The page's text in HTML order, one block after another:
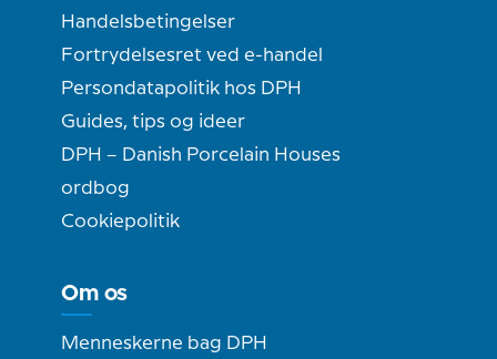
Handelsbetingelser
Fortrydelsesret ved e-handel
Persondatapolitik hos DPH
Guides, tips og ideer
DPH – Danish Porcelain Houses
ordbog
Cookiepolitik
Om os
Menneskerne bag DPH